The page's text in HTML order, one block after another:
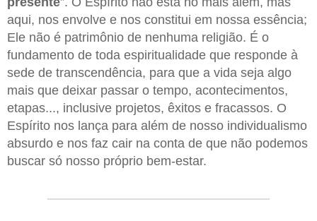
aqui, nos envolve e nos constitui em nossa essência;
Ele não é patrimônio de nenhuma religião. É o
fundamento de toda espiritualidade que responde à
sede de transcendência, para que a vida seja algo
mais que deixar passar o tempo, acontecimentos,
etapas..., inclusive projetos, êxitos e fracassos. O
Espírito nos lança para além de nosso individualismo
absurdo e nos faz cair na conta de que não podemos
buscar só nosso próprio bem-estar.